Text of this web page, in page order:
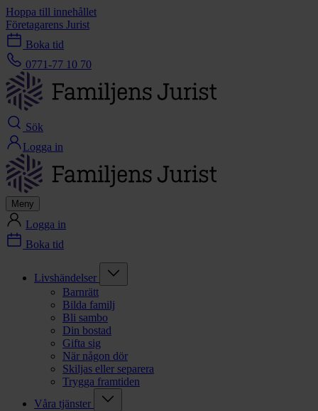
Hoppa till innehållet
Företagarens Jurist
Boka tid
0771-77 10 70
Sök
Logga in
Meny
Logga in
Boka tid
Livshändelser
Barnrätt
Bilda familj
Bli sambo
Din bostad
Gifta sig
När någon dör
Skiljas eller separera
Trygga framtiden
Våra tjänster